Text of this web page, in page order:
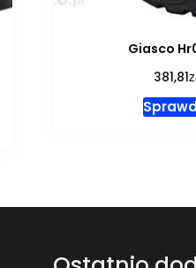
Giasco
381,81